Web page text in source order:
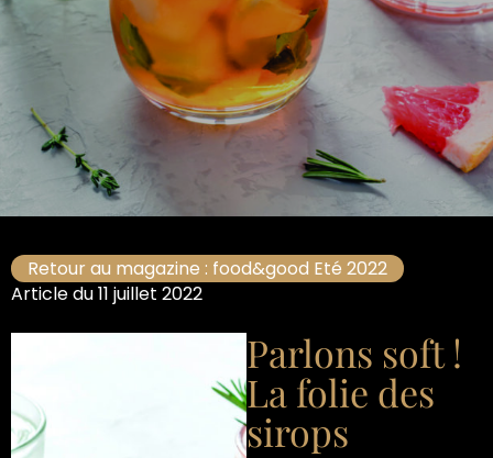
Retour au magazine : food&good Eté 2022
Article du 11 juillet 2022
Parlons soft !
La folie des
sirops